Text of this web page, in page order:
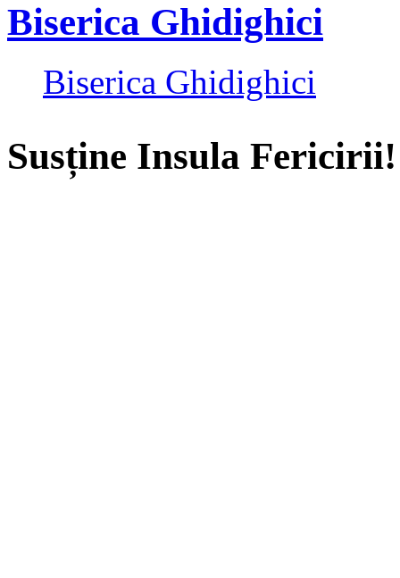
Biserica Ghidighici
Biserica Ghidighici
Susține Insula Fericirii!